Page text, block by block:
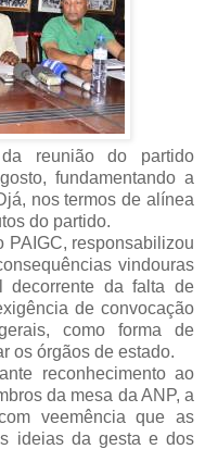
reunião do partido
fundamentando a
nos termos de alínea
do partido.
PAIGC, responsabilizou
vindouras
decorrente da falta de
de convocação
como forma de
os órgãos de estado.
reconhecimento ao
da mesa da ANP, a
veemência que as
ideias da gesta e dos